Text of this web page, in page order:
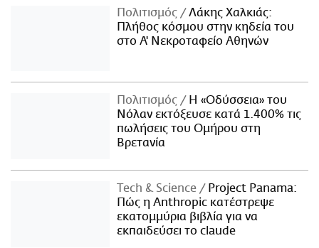
Πολιτισμός
Λάκης Χαλκιάς:
Πλήθος κόσμου στην κηδεία του
στο Α' Νεκροταφείο Αθηνών
Πολιτισμός
Η «Οδύσσεια» του
Νόλαν εκτόξευσε κατά 1.400% τις
πωλήσεις του Ομήρου στη
Βρετανία
Τech & Science
Project Panama:
Πώς η Anthropic κατέστρεψε
εκατομμύρια βιβλία για να
εκπαιδεύσει το claude